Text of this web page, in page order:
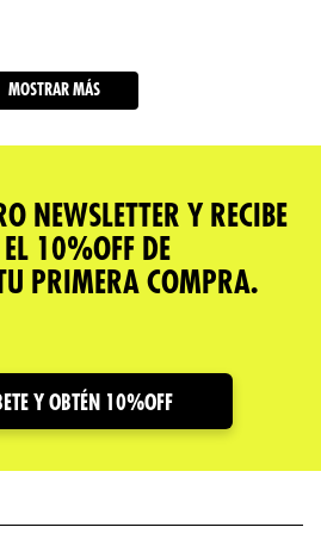
MOSTRAR MÁS
NEWSLETTER Y RECIBE
10%OFF DE
PRIMERA COMPRA.
Y OBTÉN 10%OFF